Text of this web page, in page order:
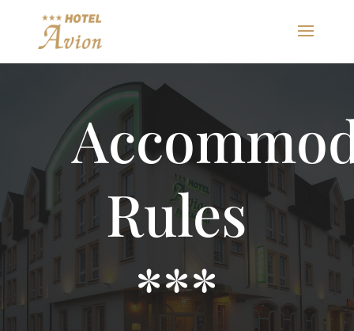
Rules
***